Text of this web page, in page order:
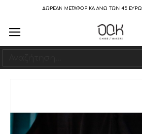
ΔΩΡΕΑΝ ΜΕΤΑΦΟΡΙΚΑ ΑΝΩ ΤΩΝ 45 ΕΥΡΩ